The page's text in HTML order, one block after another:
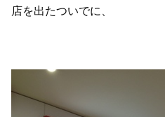
店を出たついでに、